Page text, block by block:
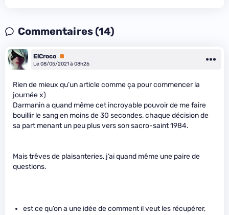
Commentaires (14)
ElCroco Premium
Le 08/05/2021 à 08h26
Rien de mieux qu’un article comme ça pour commencer la
journée x)
Darmanin a quand même cet incroyable pouvoir de me faire
bouillir le sang en moins de 30 secondes, chaque décision de
sa part menant un peu plus vers son sacro-saint 1984.
Mais trêves de plaisanteries, j’ai quand même une paire de
questions.
est ce qu’on a une idée de comment il veut les récupérer,